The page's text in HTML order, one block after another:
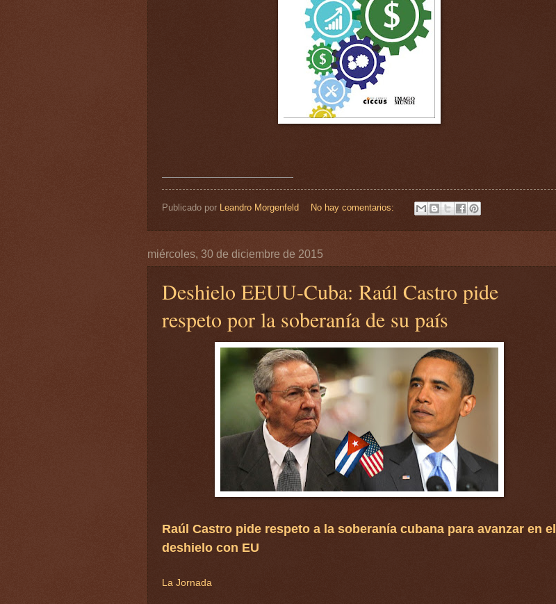
Publicado por Leandro Morgenfeld No hay comentarios:
miércoles, 30 de diciembre de 2015
Deshielo EEUU-Cuba: Raúl Castro pide
respeto por la soberanía de su país
Raúl Castro pide respeto a la soberanía cubana para avanzar en el
deshielo con EU
La Jornada